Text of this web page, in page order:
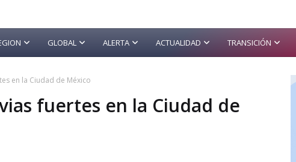
GLOBAL ALERTA ACTUALIDAD TRANSICIÓN
en la Ciudad de México
fuertes en la Ciudad de